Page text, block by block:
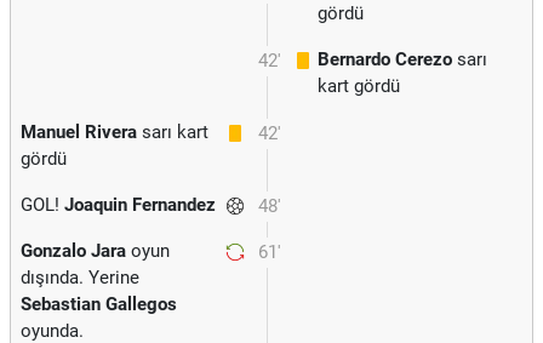
gördü
42' Bernardo Cerezo sarı
kart gördü
42'
Manuel Rivera sarı kart
gördü
48'
GOL! Joaquin Fernandez
61'
Gonzalo Jara oyun
dışında. Yerine
Sebastian Gallegos
oyunda.